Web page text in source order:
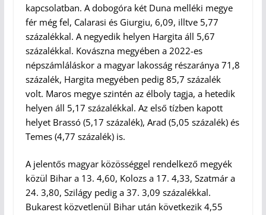
kapcsolatban. A dobogóra két Duna melléki megye
fér még fel, Calarasi és Giurgiu, 6,09, illtve 5,77
százalékkal. A negyedik helyen Hargita áll 5,67
százalékkal. Kovászna megyében a 2022-es
népszámláláskor a magyar lakosság részaránya 71,8
százalék, Hargita megyében pedig 85,7 százalék
volt. Maros megye szintén az élboly tagja, a hetedik
helyen áll 5,17 százalékkal. Az első tízben kapott
helyet Brassó (5,17 százalék), Arad (5,05 százalék) és
Temes (4,77 százalék) is.
A jelentős magyar közösséggel rendelkező megyék
közül Bihar a 13. 4,60, Kolozs a 17. 4,33, Szatmár a
24. 3,80, Szilágy pedig a 37. 3,09 százalékkal.
Bukarest közvetlenül Bihar után következik 4,55